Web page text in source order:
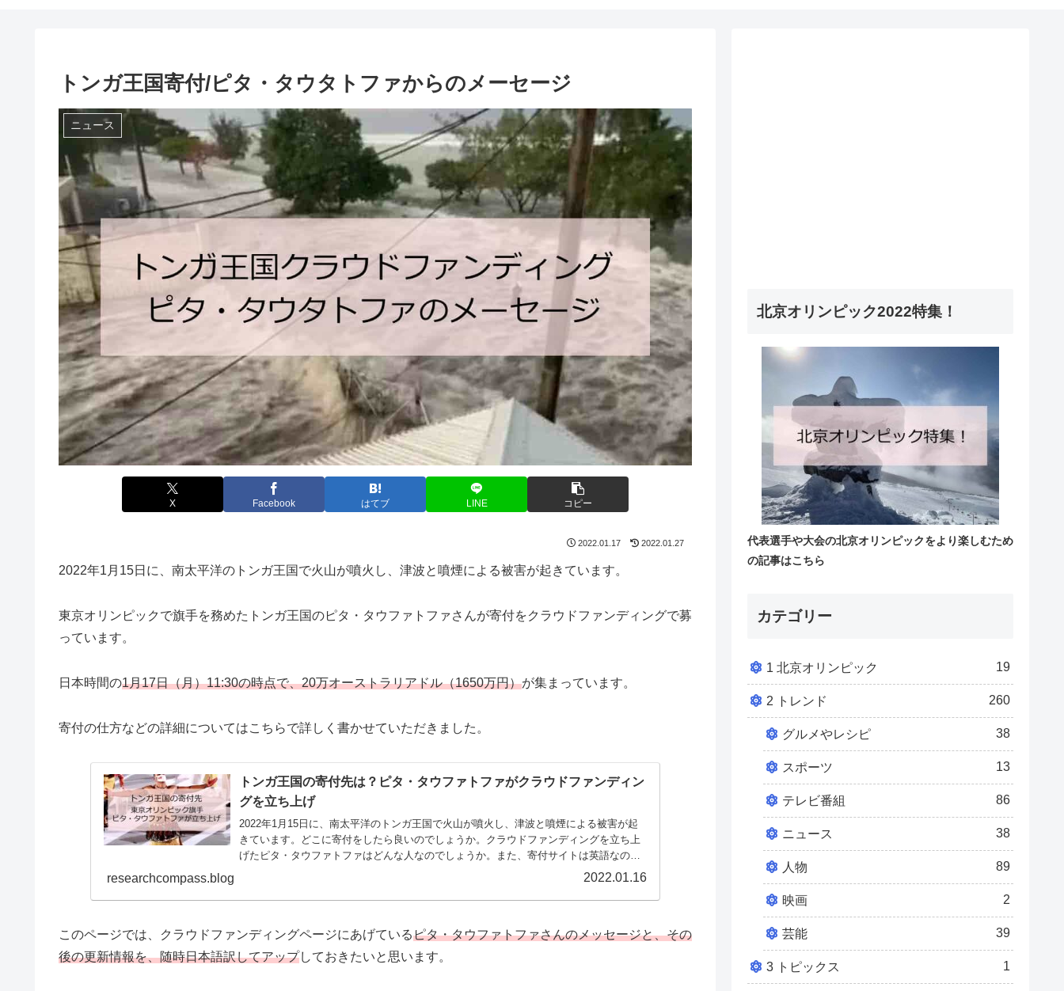
トンガ王国寄付/ピタ・タウタトファからのメーセージ
ニュース
X Facebook はてブ LINE コピー
2022.01.17 2022.01.27
2022年1月15日に、南太平洋のトンガ王国で火山が噴火し、津波と噴煙による被害が起きています。
東京オリンピックで旗手を務めたトンガ王国のピタ・タウファトファさんが寄付をクラウドファンディングで募
っています。
日本時間の1月17日（月）11:30の時点で、20万オーストラリアドル（1650万円）が集まっています。
寄付の仕方などの詳細についてはこちらで詳しく書かせていただきました。
トンガ王国の寄付先は？ピタ・タウファトファがクラウドファンディン
グを立ち上げ
2022年1月15日に、南太平洋のトンガ王国で火山が噴火し、津波と噴煙による被害が起
きています。どこに寄付をしたら良いのでしょうか。クラウドファンディングを立ち上
げたピタ・タウファトファはどんな人なのでしょうか。また、寄付サイトは英語なの
researchcompass.blog 2022.01.16
このページでは、クラウドファンディングページにあげているピタ・タウファトファさんのメッセージと、その
後の更新情報を、随時日本語訳してアップしておきたいと思います。
北京オリンピック2022特集！
代表選手や大会の北京オリンピックをより楽しむため
の記事はこちら
カテゴリー
1 北京オリンピック 19
2 トレンド 260
グルメやレシピ 38
スポーツ 13
テレビ番組 86
ニュース 38
人物 89
映画 2
芸能 39
3 トピックス 1